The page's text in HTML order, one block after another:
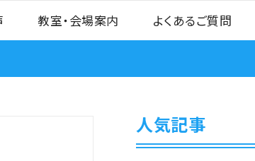
教室・会場案内 よくあるご質問
人気記事